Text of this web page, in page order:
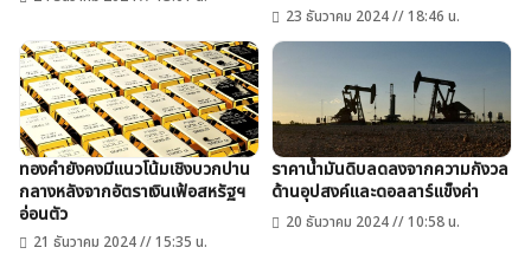
23 ธันวาคม 2024 // 18:46 น.
ทองคำยังคงมีแนวโน้มเชิงบวกปาน
กลางหลังจากอัตราเงินเฟ้อสหรัฐฯ
อ่อนตัว
21 ธันวาคม 2024 // 15:35 น.
ราคาน้ำมันดิบลดลงจากความกังวล
ด้านอุปสงค์และดอลลาร์แข็งค่า
20 ธันวาคม 2024 // 10:58 น.